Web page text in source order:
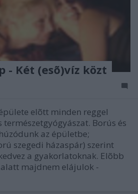
- Két (esõ)víz közt
elõtt minden reggel
természetgyógyászat. Borús és
az épületbe;
szegedi házaspár) szerint
a gyakorlatoknak. Elõbb
majdnem elájulok -